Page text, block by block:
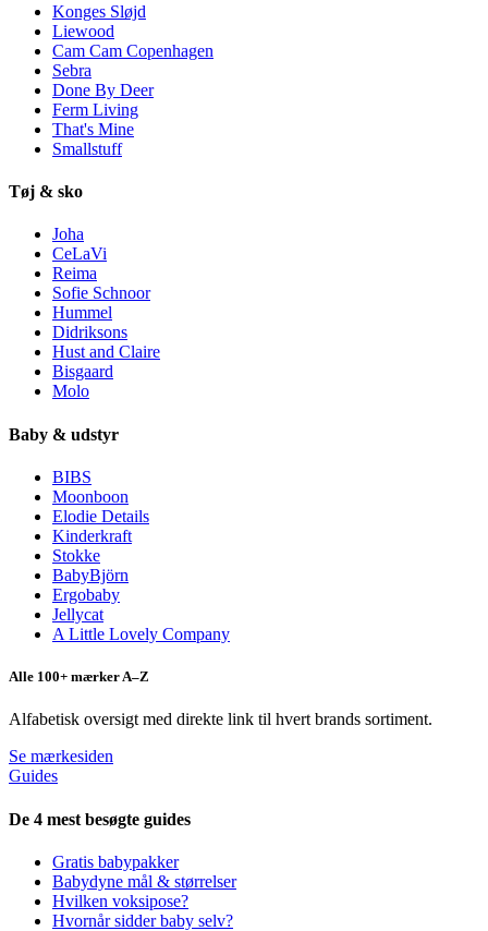
Konges Sløjd
Liewood
Cam Cam Copenhagen
Sebra
Done By Deer
Ferm Living
That's Mine
Smallstuff
Tøj & sko
Joha
CeLaVi
Reima
Sofie Schnoor
Hummel
Didriksons
Hust and Claire
Bisgaard
Molo
Baby & udstyr
BIBS
Moonboon
Elodie Details
Kinderkraft
Stokke
BabyBjörn
Ergobaby
Jellycat
A Little Lovely Company
Alle 100+ mærker A–Z
Alfabetisk oversigt med direkte link til hvert brands sortiment.
Se mærkesiden
Guides
De 4 mest besøgte guides
Gratis babypakker
Babydyne mål & størrelser
Hvilken voksipose?
Hvornår sidder baby selv?